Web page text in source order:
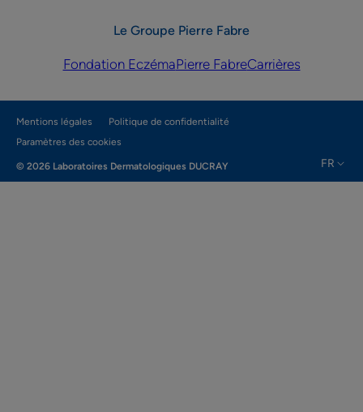
Le Groupe Pierre Fabre
Fondation EczémaPierre FabreCarrières
Mentions légales
Politique de confidentialité
Paramètres des cookies
© 2026 Laboratoires Dermatologiques DUCRAY FR